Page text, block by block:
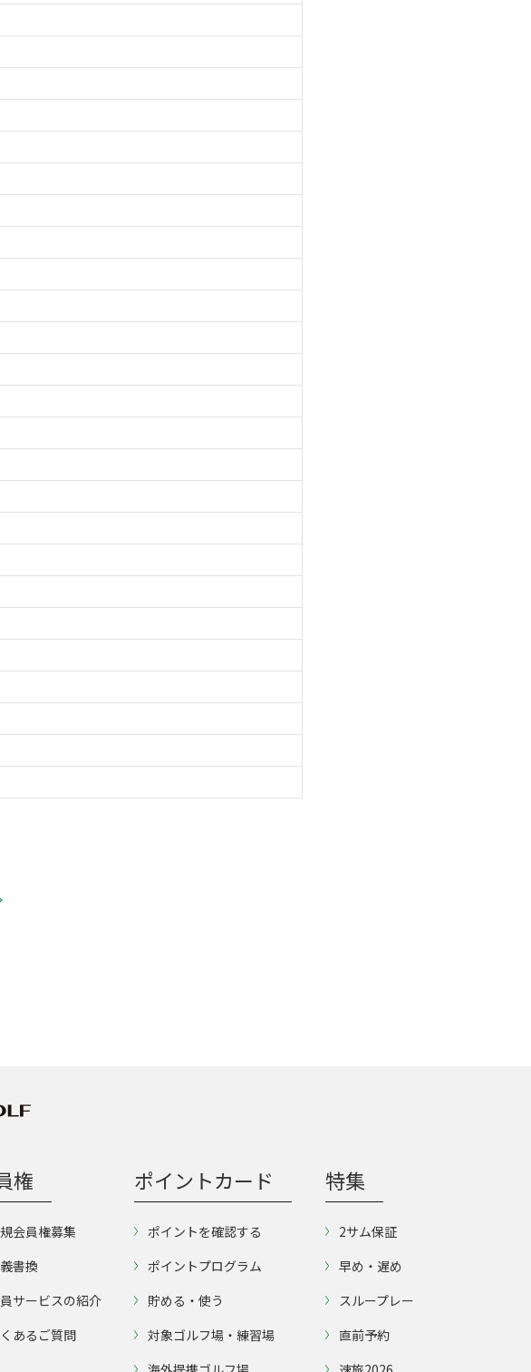
権
会員権募集
書換
サービスの紹介
あるご質問
ポイントカード
ポイントを確認する
ポイントプログラム
貯める・使う
対象ゴルフ場・練習場
特集
2サム保証
早め・遅め
スループレー
直前予約